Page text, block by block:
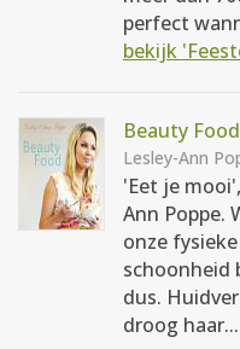
perfect
bekijk
Beauty Food
Lesley-Ann
'Eet je
Ann Poppe.
onze
schoonheid
dus.
droog haar...